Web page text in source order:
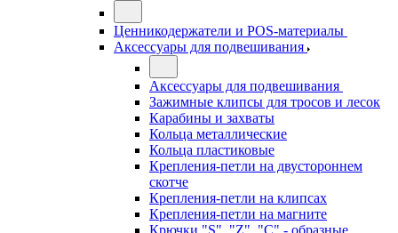
Ценникодержатели и POS-материалы
Аксессуары для подвешивания
Аксессуары для подвешивания
Зажимные клипсы для тросов и лесок
Карабины и захваты
Кольца металлические
Кольца пластиковые
Крепления-петли на двустороннем
скотче
Крепления-петли на клипсах
Крепления-петли на магните
Крючки "S", "Z", "C" - образные